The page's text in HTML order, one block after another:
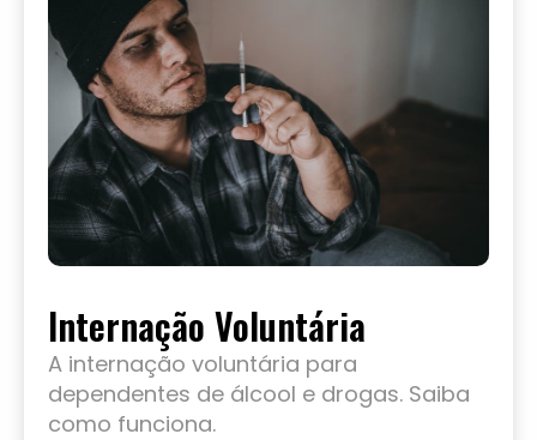
Internação Voluntária
A internação voluntária para
dependentes de álcool e drogas. Saiba
como funciona.